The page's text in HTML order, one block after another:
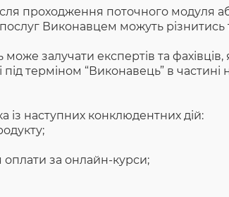
проходження поточного модуля
Виконавцем можуть
залучати експертів та фахівців,
терміном “Виконавець” в
наступних конклюдентних дій:
за онлайн-курси;